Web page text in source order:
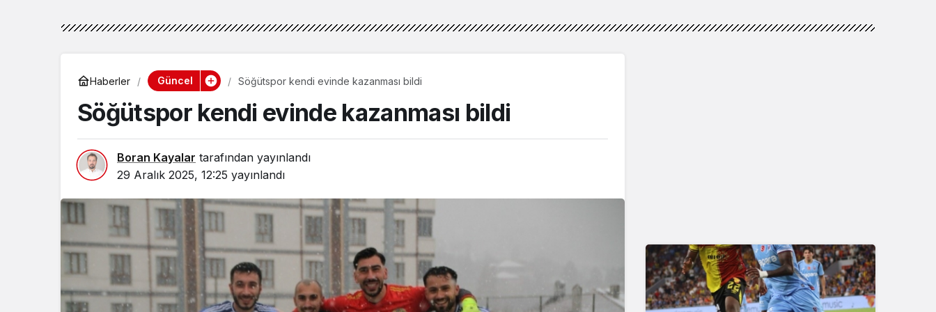
Haberler Güncel Söğütspor kendi evinde kazanması bildi
Söğütspor kendi evinde kazanması bildi
Boran Kayalar tarafından yayınlandı
29 Aralık 2025, 12:25 yayınlandı